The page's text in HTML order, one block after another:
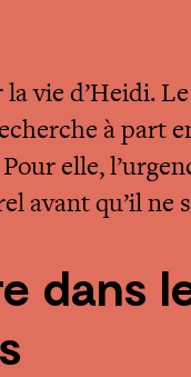
vie d’Heidi.
à part
elle,
avant qu’il ne
dans